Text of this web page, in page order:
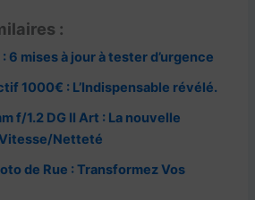
e
gr
a
m
a
p
c
h
at
g
er
:
6 mises à jour à tester d’urgence
1000€ : L’Indispensable révélé.
f/1.2 DG II Art : La nouvelle
Netteté
de Rue : Transformez Vos